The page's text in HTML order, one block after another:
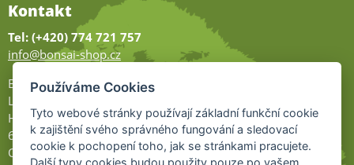
Kontakt
Tel: (+420) 774 721 757
info@bonsai-shop.cz
Bonsai-shop
Legionářů 2
Hodonín
695 01
Otevřeno:
Používáme Cookies
Tyto webové stránky používají základní funkční cookie
k zajištění svého správného fungování a sledovací
cookie k pochopení toho, jak se stránkami pracujete.